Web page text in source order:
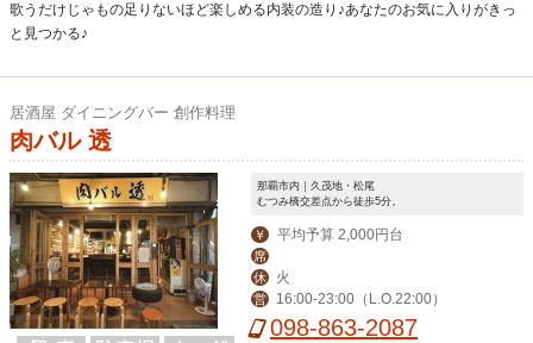
歌うだけじゃもの足りないほど楽しめる内装の造り♪あなたのお気に入りがきっ
と見つかる♪
居酒屋 ダイニングバー 創作料理
肉バル 透
那覇市内｜久茂地・松尾
むつみ橋交差点から徒歩5分。
￥ 平均予算 2,000円台
席
休
火
営 16:00-23:00（L.O.22:00）
098-863-2087